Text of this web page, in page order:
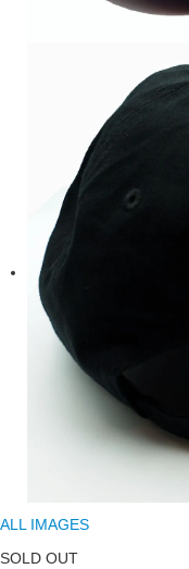
ALL IMAGES
SOLD OUT